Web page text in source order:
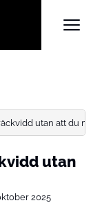
utan att du
utan
2025